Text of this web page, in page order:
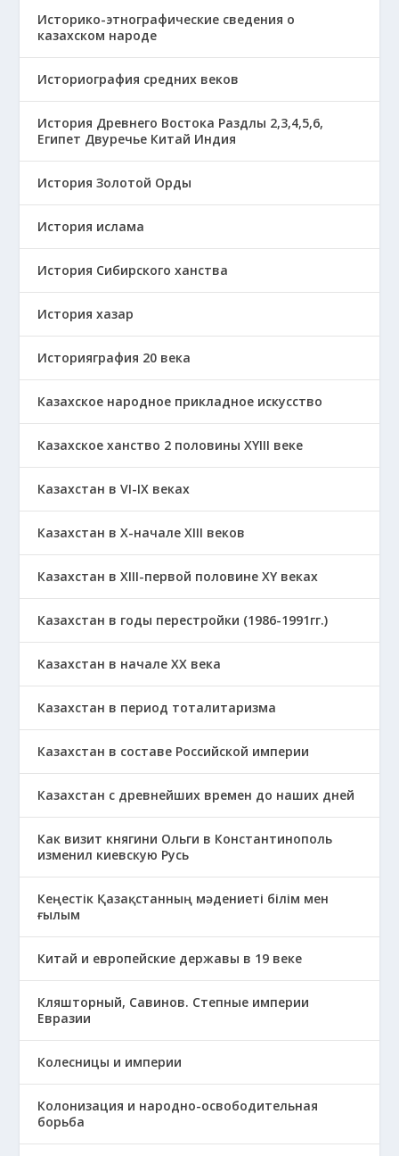
Историко-этнографические сведения о
казахском народе
Историография средних веков
История Древнего Востока Раздлы 2,3,4,5,6,
Египет Двуречье Китай Индия
История Золотой Орды
История ислама
История Сибирского ханства
История хазар
Историяграфия 20 века
Казахское народное прикладное искусство
Казахское ханство 2 половины ХҮІІІ веке
Казахстан в VI-IX веках
Казахстан в X-начале XIII веков
Казахстан в XIII-первой половине ХҮ веках
Казахстан в годы перестройки (1986-1991гг.)
Казахстан в начале ХХ века
Казахстан в период тоталитаризма
Казахстан в составе Российской империи
Казахстан с древнейших времен до наших дней
Как визит княгини Ольги в Константинополь
изменил киевскую Русь
Кеңестік Қазақстанның мәдениеті білім мен
ғылым
Китай и европейские державы в 19 веке
Кляшторный, Савинов. Степные империи
Евразии
Колесницы и империи
Колонизация и народно-освободительная
борьба